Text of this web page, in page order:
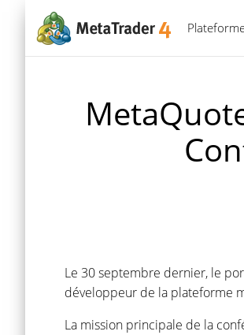
Le 30 septembre dernier, le
développeur de la plateforme
La mission principale de la